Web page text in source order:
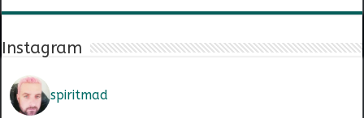
Instagram
spiritmad